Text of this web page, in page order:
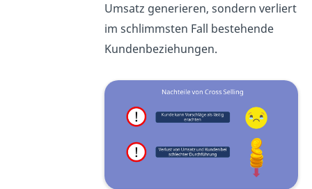
Umsatz generieren, sondern verliert
im schlimmsten Fall bestehende
Kundenbeziehungen.